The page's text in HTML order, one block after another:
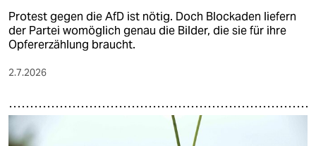
Protest gegen die AfD ist nötig. Doch Blockaden liefern
der Partei womöglich genau die Bilder, die sie für ihre
Opfererzählung braucht.
2.7.2026